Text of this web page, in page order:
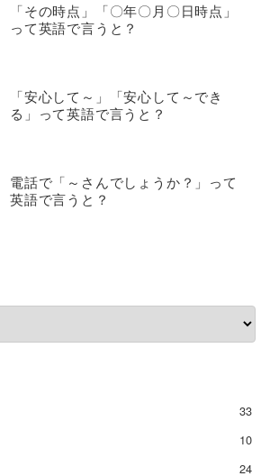
「その時点」「〇年〇月〇日時点」
って英語で言うと？
「安心して～」「安心して～でき
る」って英語で言うと？
電話で「～さんでしょうか？」って
英語で言うと？
33
10
24